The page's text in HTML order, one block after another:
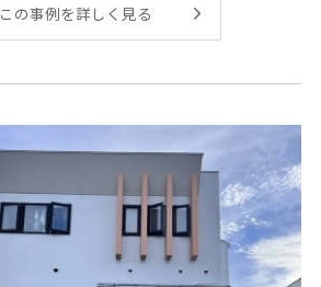
この事例を詳しく見る